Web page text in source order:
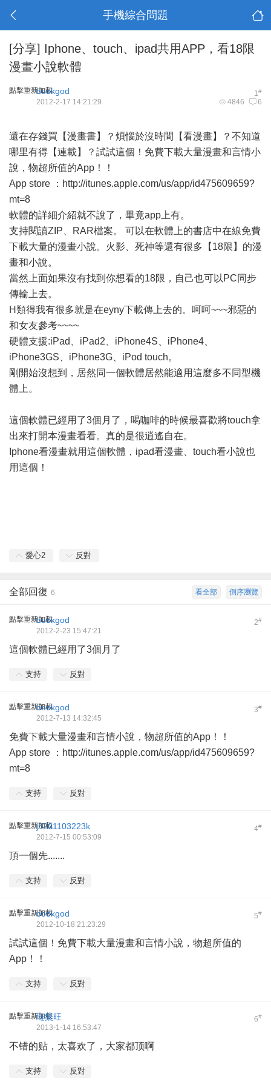
手機綜合問題
[分享] Iphone、touch、ipad共用APP，看18限
漫畫小說軟體
點擊重新加載 1#
bookgod
4846 6
2012-2-17 14:21:29
還在存錢買【漫畫書】？煩惱於沒時間【看漫畫】？不知道
哪里有得【連載】？試試這個！免費下載大量漫畫和言情小
說，物超所值的App！！
App store ： http://itunes.apple.com/us/app/id475609659?
mt=8
軟體的詳細介紹就不說了，畢竟app上有。
支持閱讀ZIP、RAR檔案。 可以在軟體上的書店中在線免費
下載大量的漫畫小說。火影、死神等還有很多【18限】的漫
畫和小說。
當然上面如果沒有找到你想看的18限，自己也可以PC同步
傳輸上去。
H類得我有很多就是在eyny下載傳上去的。呵呵~~~邪惡的
和女友參考~~~~
硬體支援:iPad、iPad2、iPhone4S、iPhone4、
iPhone3GS、iPhone3G、iPod touch。
剛開始沒想到，居然同一個軟體居然能適用這麼多不同型機
體上。
這個軟體已經用了3個月了，喝咖啡的時候最喜歡將touch拿
出來打開本漫畫看看。真的是很逍遙自在。
Iphone看漫畫就用這個軟體，ipad看漫畫、touch看小說也
用這個！
愛心2 反對
倒序瀏覽
看全部
全部回復 6
點擊重新加載 2#
bookgod
2012-2-23 15:47:21
這個軟體已經用了3個月了
支持 反對
點擊重新加載 3#
bookgod
2012-7-13 14:32:45
免費下載大量漫畫和言情小說，物超所值的App！！
App store ： http://itunes.apple.com/us/app/id475609659?
mt=8
支持 反對
點擊重新加載 4#
jh201103223k
2012-7-15 00:53:09
頂一個先.......
支持 反對
點擊重新加載 5#
bookgod
2012-10-18 21:23:29
試試這個！免費下載大量漫畫和言情小說，物超所值的
App！！
支持 反對
點擊重新加載 6#
琏粲旺
2013-1-14 16:53:47
不错的贴，太喜欢了，大家都顶啊
支持 反對